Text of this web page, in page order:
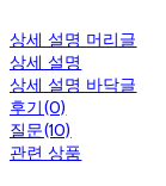
상세 설명 머리글
상세 설명
상세 설명 바닥글
후기(0)
질문(10)
관련 상품